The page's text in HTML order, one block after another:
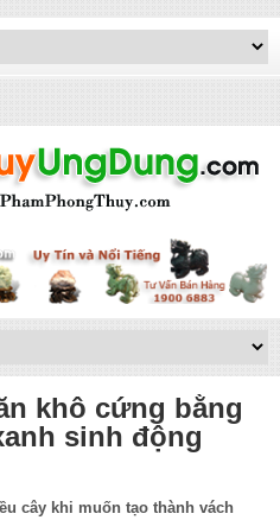
khô cứng bằng
sinh động
cây khi muốn tạo thành vách